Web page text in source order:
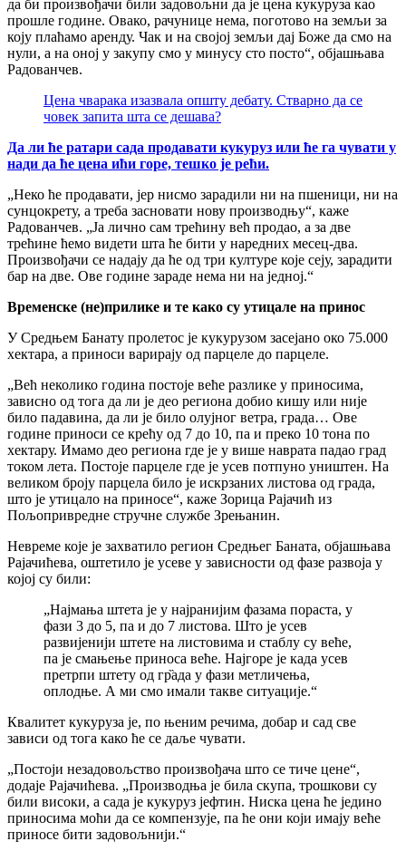
да би произвођачи били задовољни да је цена кукуруза као
прошле године. Овако, рачунице нема, поготово на земљи за
коју плаћамо аренду. Чак и на својој земљи дај Боже да смо на
нули, а на оној у закупу смо у минусу сто посто“, објашњава
Радованчев.
Цена чварака изазвала општу дебату. Стварно да се
човек запита шта се дешава?
Да ли ће ратари сада продавати кукуруз или ће га чувати у
нади да ће цена ићи горе, тешко је рећи.
„Неко ће продавати, јер нисмо зарадили ни на пшеници, ни на
сунцокрету, а треба засновати нову производњу“, каже
Радованчев. „Ја лично сам трећину већ продао, а за две
трећине ћемо видети шта ће бити у наредних месец-два.
Произвођачи се надају да ће од три културе које сеју, зарадити
бар на две. Ове године зараде нема ни на једној.“
Временске (не)прилике и те како су утицале на принос
У Средњем Банату пролетос је кукурузом засејано око 75.000
хектара, а приноси варирају од парцеле до парцеле.
„Већ неколико година постоје веће разлике у приносима,
зависно од тога да ли је део региона добио кишу или није
било падавина, да ли је било олујног ветра, града… Ове
године приноси се крећу од 7 до 10, па и преко 10 тона по
хектару. Имамо део региона где је у више наврата падао град
током лета. Постоје парцеле где је усев потпуно уништен. На
великом броју парцела било је искрзаних листова од града,
што је утицало на приносе“, каже Зорица Рајачић из
Пољопривредне стручне службе Зрењанин.
Невреме које је захватило регион Средњег Баната, објашњава
Рајачићева, оштетило је усеве у зависности од фазе развоја у
којој су били:
„Најмања штета је у најранијим фазама пораста, у
фази 3 до 5, па и до 7 листова. Што је усев
развијенији штете на листовима и стаблу су веће,
па је смањење приноса веће. Најгоре је када усев
претрпи штету од гр̏ада у фази метличења,
оплодње. А ми смо имали такве ситуације.“
Квалитет кукуруза је, по њеним речима, добар и сад све
зависи од тога како ће се даље чувати.
„Постоји незадовољство произвођача што се тиче цене“,
додаје Рајачићева. „Производња је била скупа, трошкови су
били високи, а сада је кукуруз јефтин. Ниска цена ће једино
приносима моћи да се компензује, па ће они који имају веће
приносе бити задовољнији.“